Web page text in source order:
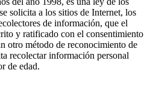
solicita a los sitios de Internet, los
de información, que el
y ratificado con el consentimiento
otro método de reconocimiento de
recolectar información personal
de edad.